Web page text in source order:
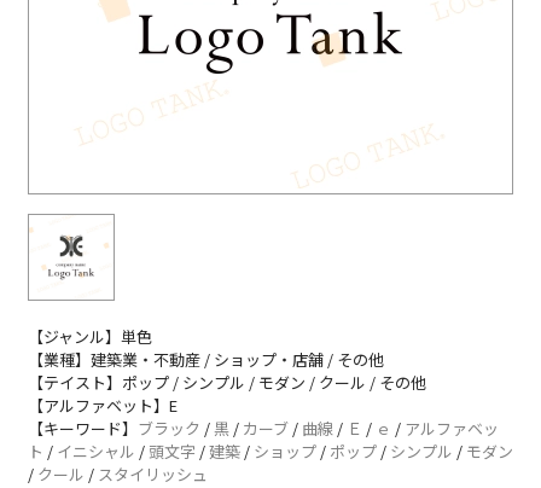
【ジャンル】単色
【業種】建築業・不動産 / ショップ・店舗 / その他
【テイスト】ポップ / シンプル / モダン / クール / その他
【アルファベット】E
【キーワード】 ブラック /黒 / カーブ / 曲線 / Ｅ / ｅ / アルファベッ
ト / イニシャル / 頭文字 /建築 / ショップ / ポップ / シンプル / モダン
/ クール / スタイリッシュ